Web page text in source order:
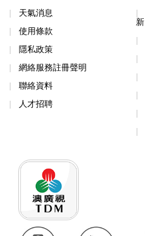
天氣消息
使用條款
隱私政策
網絡服務註冊聲明
聯絡資料
人才招聘
新